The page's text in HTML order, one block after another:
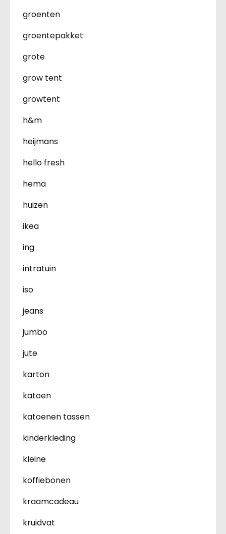
groenten
groentepakket
grote
grow tent
growtent
h&m
heijmans
hello fresh
hema
huizen
ikea
ing
intratuin
iso
jeans
jumbo
jute
karton
katoen
katoenen tassen
kinderkleding
kleine
koffiebonen
kraamcadeau
kruidvat